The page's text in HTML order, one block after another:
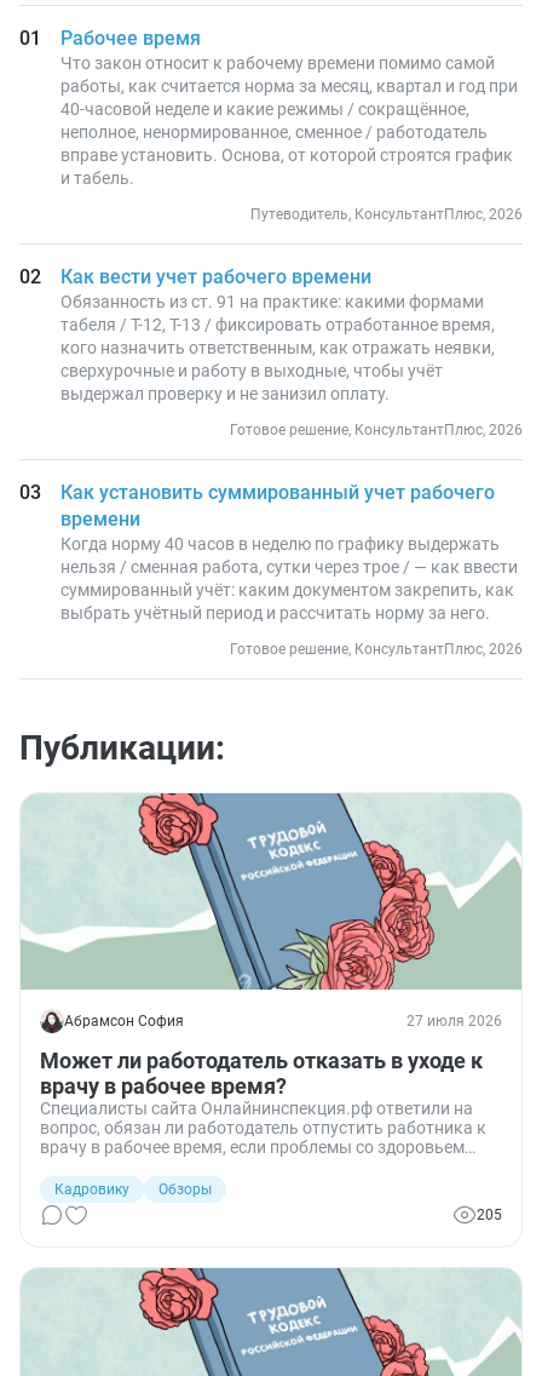
Рабочее время
Что закон относит к рабочему времени помимо самой
работы, как считается норма за месяц, квартал и год при
40-часовой неделе и какие режимы / сокращённое,
неполное, ненормированное, сменное / работодатель
вправе установить. Основа, от которой строятся график
и табель.
Путеводитель, КонсультантПлюс, 2026
Как вести учет рабочего времени
Обязанность из ст. 91 на практике: какими формами
табеля / Т-12, Т-13 / фиксировать отработанное время,
кого назначить ответственным, как отражать неявки,
сверхурочные и работу в выходные, чтобы учёт
выдержал проверку и не занизил оплату.
Готовое решение, КонсультантПлюс, 2026
Как установить суммированный учет рабочего
времени
Когда норму 40 часов в неделю по графику выдержать
нельзя / сменная работа, сутки через трое / — как ввести
суммированный учёт: каким документом закрепить, как
выбрать учётный период и рассчитать норму за него.
Готовое решение, КонсультантПлюс, 2026
Публикации:
Абрамсон София 27 июля 2026
Может ли работодатель отказать в уходе к
врачу в рабочее время?
Специалисты сайта Онлайнинспекция.рф ответили на
вопрос, обязан ли работодатель отпустить работника к
врачу в рабочее время, если проблемы со здоровьем
затем нужно представить, чтобы отсутствие считалось
уважительным.
Кадровику
Обзоры
205